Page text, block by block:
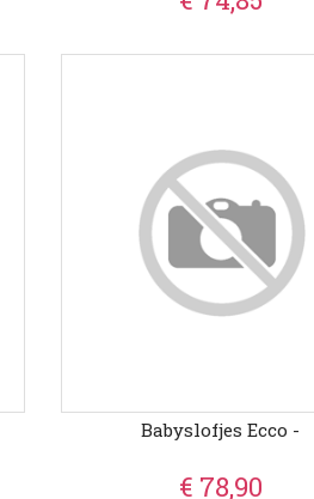
Babyslofjes Ecco -
€ 78,90